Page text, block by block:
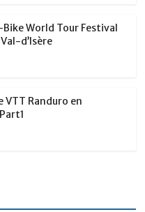
Bike World Tour Festival
d’Isère
VTT Randuro en